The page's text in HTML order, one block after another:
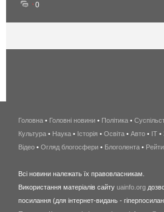
0
Головна • Головні новини • Політика •
Культура • Наука • Історія • Освіта • Авто • IT •
Відео • Огляд блогосфери • Блоголента •
Всі новини належать їх правовласникам.
Використання матеріалів сайту uainfo.org
посилання (для інтернет-видань -